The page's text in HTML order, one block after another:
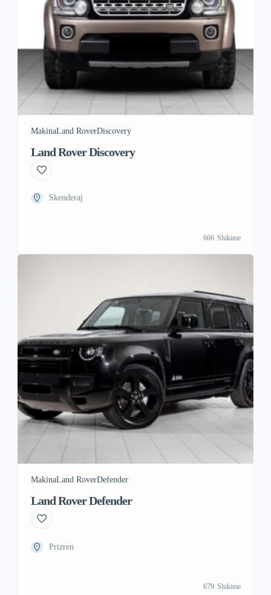
MakinaLand RoverDiscovery
Land Rover Discovery
Skenderaj
666 Shikime
MakinaLand RoverDefender
Land Rover Defender
Prizren
679 Shikime